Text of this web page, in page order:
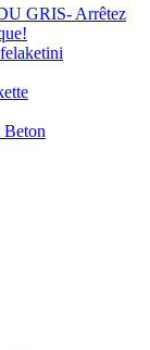
GRIS- Arrêtez
Beton